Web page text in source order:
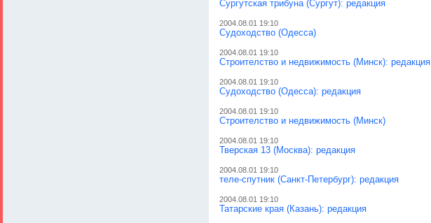
Сургутская трибуна (Сургут): редакция
2004.08.01 19:10
Судоходство (Одесса)
2004.08.01 19:10
Строителство и недвижимость (Минск): редакция
2004.08.01 19:10
Судоходство (Одесса): редакция
2004.08.01 19:10
Строителство и недвижимость (Минск)
2004.08.01 19:10
Тверская 13 (Москва): редакция
2004.08.01 19:10
теле-спутник (Санкт-Петербург): редакция
2004.08.01 19:10
Татарские края (Казань): редакция